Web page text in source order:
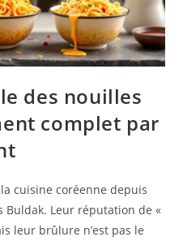
des nouilles
complet par
cuisine coréenne depuis
Buldak. Leur réputation de «
leur brûlure n’est pas le